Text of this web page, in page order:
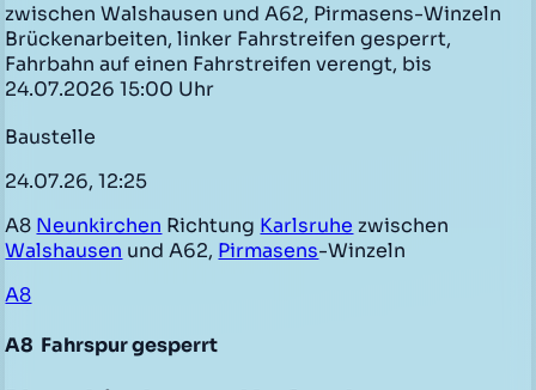
zwischen Walshausen und A62, Pirmasens-Winzeln
Brückenarbeiten, linker Fahrstreifen gesperrt,
Fahrbahn auf einen Fahrstreifen verengt, bis
24.07.2026 15:00 Uhr
Baustelle
24.07.26, 12:25
A8 Neunkirchen Richtung Karlsruhe zwischen
Walshausen und A62, Pirmasens-Winzeln
A8
A8 Fahrspur gesperrt